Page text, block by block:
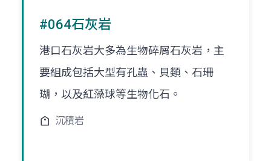
#064石灰岩
港口石灰岩大多為生物碎屑石灰岩，主
要組成包括大型有孔蟲、貝類、石珊
瑚，以及紅藻球等生物化石。
沉積岩